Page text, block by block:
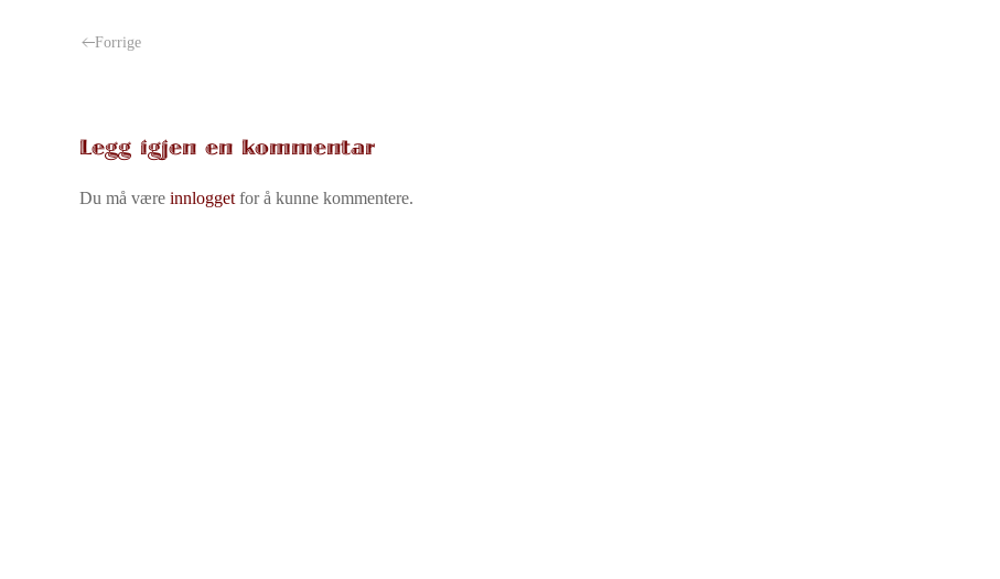
Forrige
Legg igjen en kommentar
Du må være innlogget for å kunne kommentere.